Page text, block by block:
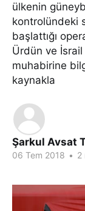
ülkenin
kontrolündeki
başlattığı
Ürdün ve İsrail
muhabirine
kaynakla
Şarkul Avsat
06 Tem 2018 • 2